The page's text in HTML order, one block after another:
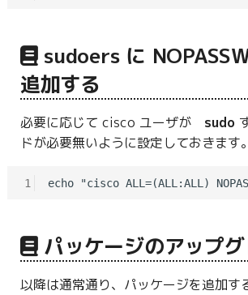
sudoers に
追加する
必要に応じて cisco ユーザが sudo
ドが必要無いように設定しておきます。
1
パッケージのアップ
以降は通常通り、パッケージを追加す